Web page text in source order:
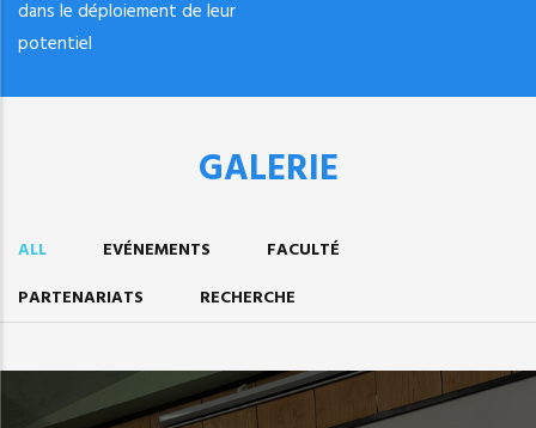
dans le déploiement de leur
potentiel
GALERIE
ALL EVÉNEMENTS
FACULTÉ
PARTENARIATS
RECHERCHE